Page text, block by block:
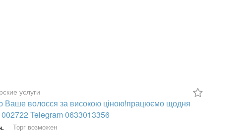
услуги
Ваше волосся за високою ціною!працюємо щодня
Telegram 0633013356
Торг возможен